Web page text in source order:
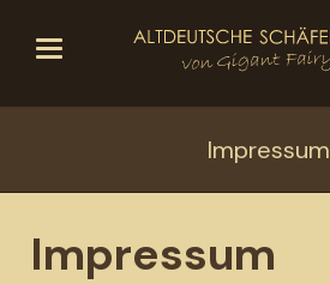
Impressum
Impressum